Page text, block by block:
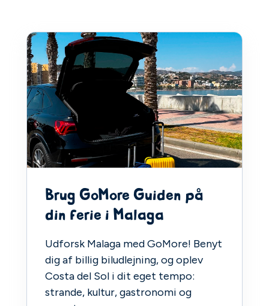
Brug GoMore Guiden på
din ferie i Malaga
Udforsk Malaga med GoMore! Benyt
dig af billig biludlejning, og oplev
Costa del Sol i dit eget tempo:
strande, kultur, gastronomi og